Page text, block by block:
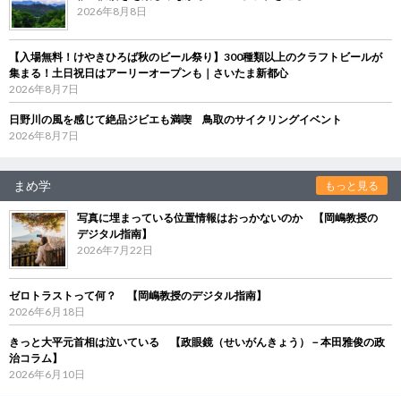
2026年8月8日
【入場無料！けやきひろば秋のビール祭り】300種類以上のクラフトビールが
集まる！土日祝日はアーリーオープンも｜さいたま新都心
2026年8月7日
日野川の風を感じて絶品ジビエも満喫 鳥取のサイクリングイベント
2026年8月7日
まめ学 もっと見る
写真に埋まっている位置情報はおっかないのか 【岡嶋教授の
デジタル指南】
2026年7月22日
ゼロトラストって何？ 【岡嶋教授のデジタル指南】
2026年6月18日
きっと大平元首相は泣いている 【政眼鏡（せいがんきょう）－本田雅俊の政
治コラム】
2026年6月10日